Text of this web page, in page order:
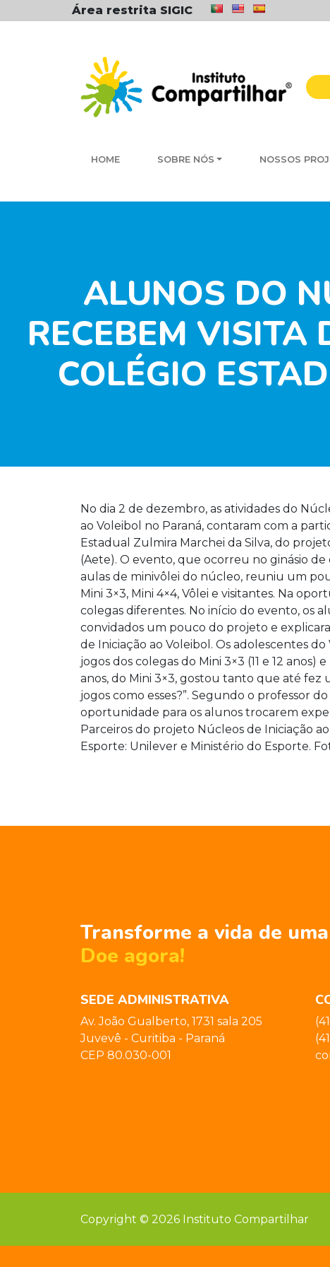
Área restrita SIGIC
HOME SOBRE NÓS NOSSOS
ALUNOS DO
RECEBEM VISITA
COLÉGIO
No dia 2 de dezembro, as atividades do
ao Voleibol no Paraná, contaram com a
Estadual Zulmira Marchei da Silva, do
(Aete). O evento, que ocorreu no ginásio de
aulas de minivôlei do núcleo, reuniu um
Mini 3×3, Mini 4×4, Vôlei e visitantes. Na
colegas diferentes. No início do evento, os
convidados um pouco do projeto e
de Iniciação ao Voleibol. Os adolescentes
jogos dos colegas do Mini 3×3 (11 e 12 anos)
anos, do Mini 3×3, gostou tanto que até fez
jogos como esses?”. Segundo o professor
oportunidade para os alunos trocarem
Parceiros do projeto Núcleos de Iniciação
Esporte: Unilever e Ministério do Esporte.
Transforme a vida de
Doe agora!
SEDE ADMINISTRATIVA
Av. João Gualberto, 1731 sala 205
Juvevê - Curitiba - Paraná
CEP 80.030-001
Copyright © 2026 Instituto Compartilhar